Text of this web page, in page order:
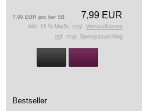
7,99 EUR
7,99 EUR pro 6er SB
inkl. 19 % MwSt. zzgl. Versandkosten
ggf. zzgl. Sperrgutzuschlag
Bestseller